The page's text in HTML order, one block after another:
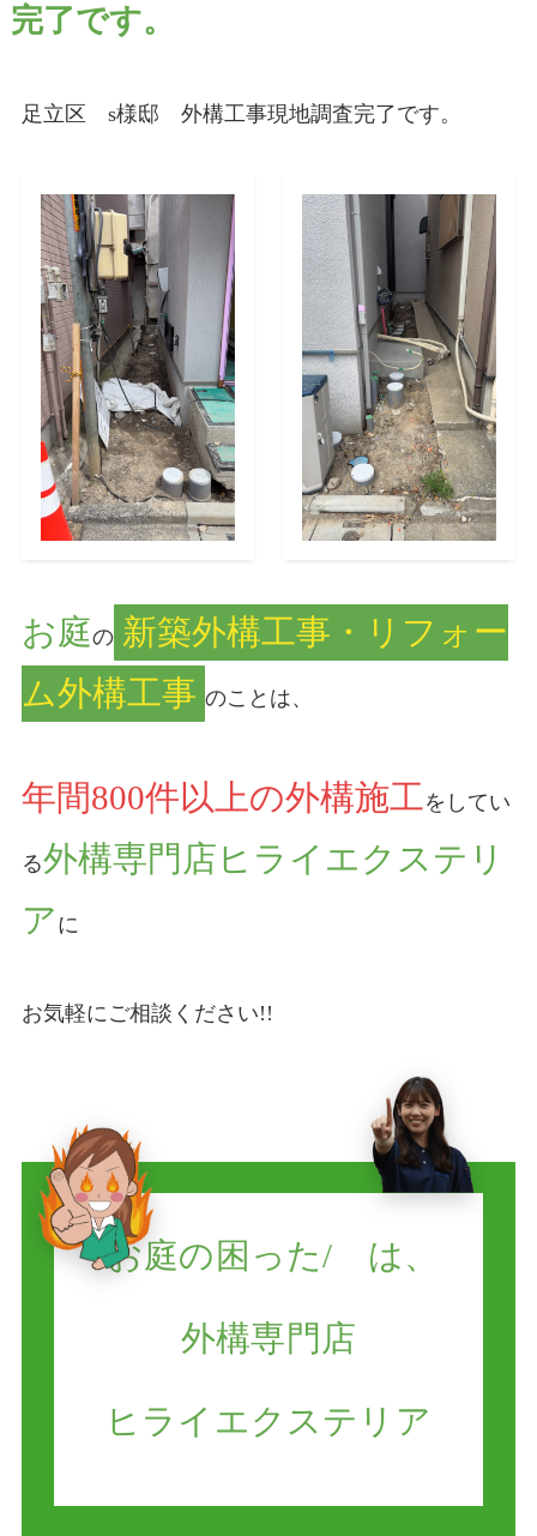
完了です。
足立区 s様邸 外構工事現地調査完了です。
お庭の 新築外構工事・リフォー
ム外構工事 のことは、
年間800件以上の外構施工をしてい
る外構専門店ヒライエクステリ
ア に
お気軽にご相談ください!!
\お庭の困った/ は、
外構専門店
ヒライエクステリア